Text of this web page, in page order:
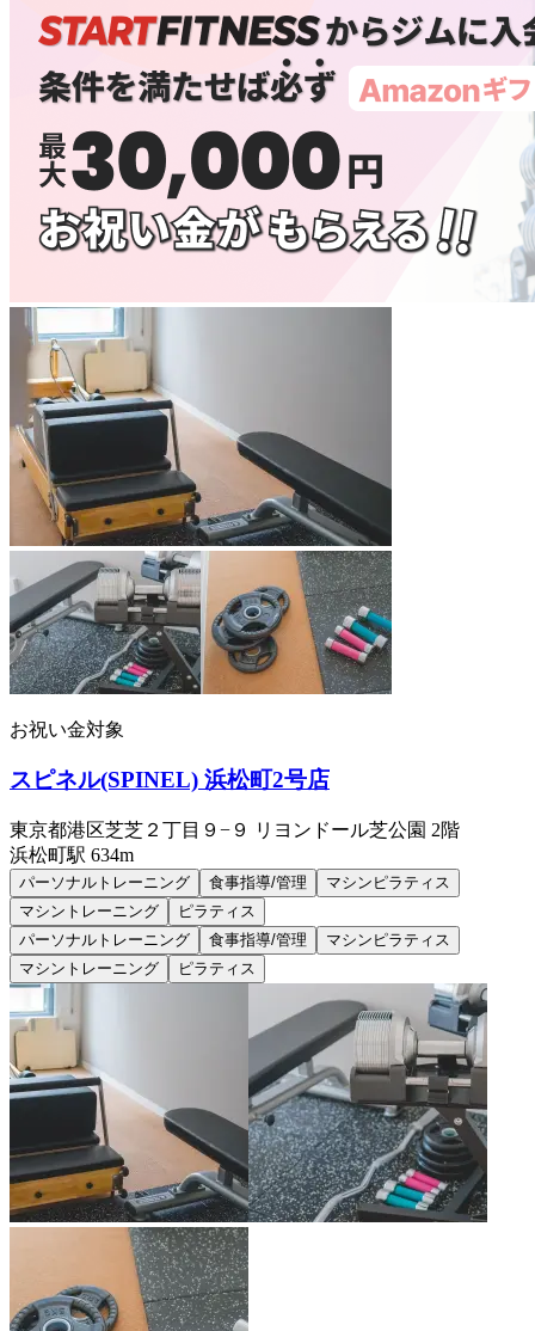
お祝い金対象
スピネル(SPINEL) 浜松町2号店
東京都港区芝芝２丁目９−９ リヨンドール芝公園 2階
浜松町駅 634m
パーソナルトレーニング 食事指導/管理
マシンピラティス
マシントレーニング
ピラティス
パーソナルトレーニング
食事指導/管理
マシンピラティス
マシントレーニング
ピラティス